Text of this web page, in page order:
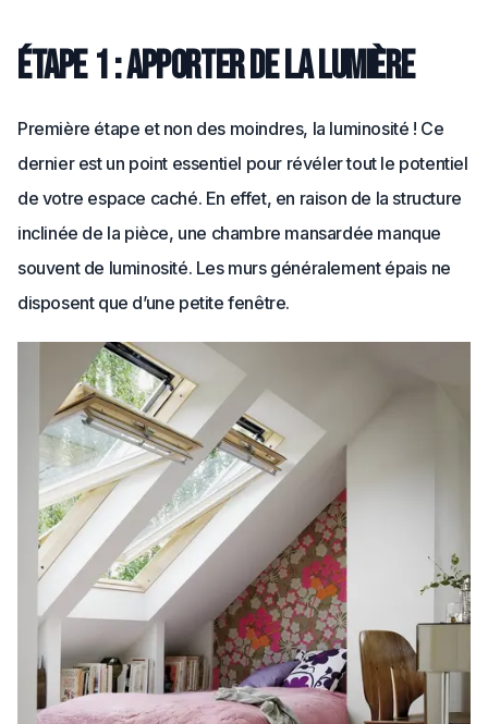
Étape 1 : Apporter de la lumière
Première étape et non des moindres, la luminosité ! Ce
dernier est un point essentiel pour révéler tout le potentiel
de votre espace caché. En effet, en raison de la structure
inclinée de la pièce, une chambre mansardée manque
souvent de luminosité. Les murs généralement épais ne
disposent que d’une petite fenêtre.